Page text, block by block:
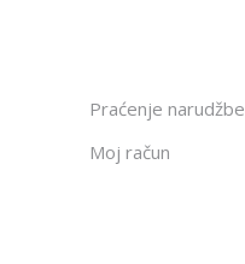
Praćenje narudžbe
Moj račun